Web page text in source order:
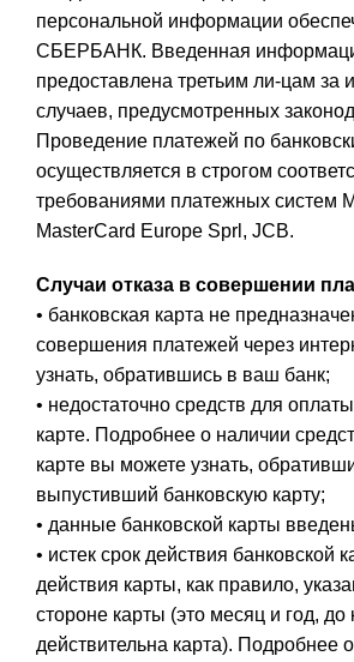
персональной информации
СБЕРБАНК. Введенная
предоставлена третьим ли-цам за
случаев, предусмотренных
Проведение платежей по
осуществляется в строгом
требованиями платежных систем
MasterCard Europe Sprl, JCB.
Случаи отказа в совершении
• банковская карта не
совершения платежей через
узнать, обратившись в ваш банк;
• недостаточно средств для
карте. Подробнее о наличии
карте вы можете узнать,
выпустивший банковскую карту;
• данные банковской карты
• истек срок действия банковской
действия карты, как правило,
стороне карты (это месяц и год, до
действительна карта). Подробнее